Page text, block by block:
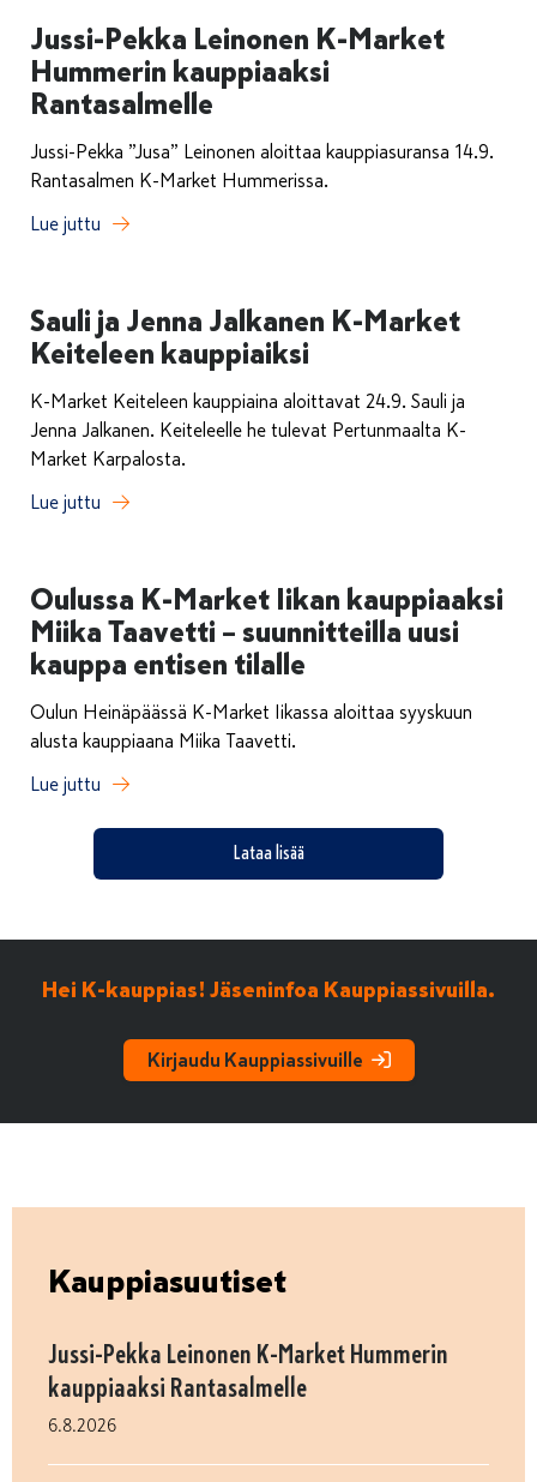
Jussi-Pekka Leinonen K-Market
Hummerin kauppiaaksi
Rantasalmelle
Jussi-Pekka ”Jusa” Leinonen aloittaa kauppiasuransa 14.9.
Rantasalmen K-Market Hummerissa.
Lue juttu
Sauli ja Jenna Jalkanen K-Market
Keiteleen kauppiaiksi
K-Market Keiteleen kauppiaina aloittavat 24.9. Sauli ja
Jenna Jalkanen. Keiteleelle he tulevat Pertunmaalta K-
Market Karpalosta.
Lue juttu
Oulussa K-Market Iikan kauppiaaksi
Miika Taavetti – suunnitteilla uusi
kauppa entisen tilalle
Oulun Heinäpäässä K-Market Iikassa aloittaa syyskuun
alusta kauppiaana Miika Taavetti.
Lue juttu
Lataa lisää
Hei K-kauppias! Jäseninfoa Kauppiassivuilla.
Kirjaudu Kauppiassivuille
Kauppiasuutiset
Jussi-Pekka Leinonen K-Market Hummerin
kauppiaaksi Rantasalmelle
6.8.2026